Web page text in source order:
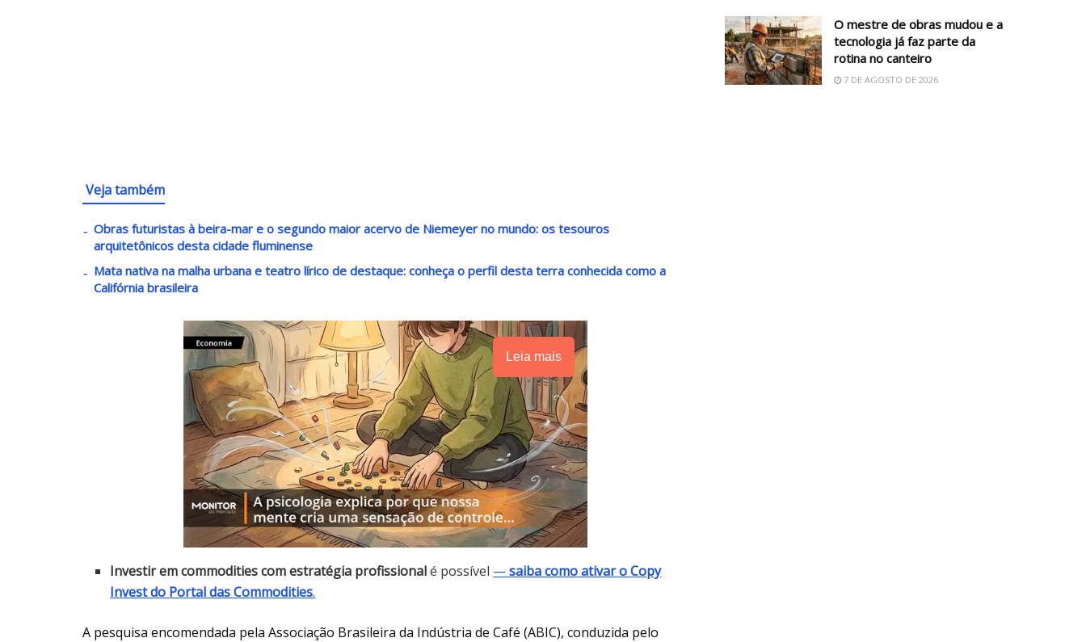
Veja também
Obras futuristas à beira-mar e o segundo maior acervo de Niemeyer no mundo: os tesouros
arquitetônicos desta cidade fluminense
Mata nativa na malha urbana e teatro lírico de destaque: conheça o perfil desta terra conhecida como a
Califórnia brasileira
Leia mais
Investir em commodities com estratégia profissionalé possível —saiba como ativar o Copy
Invest do Portal das Commodities.
A pesquisa encomendada pela Associação Brasileira da Indústria de Café (ABIC), conduzida pelo
O mestre de obras mudou e a
tecnologia já faz parte da
rotina no canteiro
7 DE AGOSTO DE 2026